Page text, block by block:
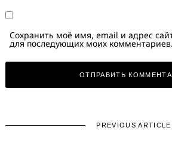
Сохранить моё имя, email и адрес
для последующих моих комментариев.
PREVIOUS ARTICLE
for: